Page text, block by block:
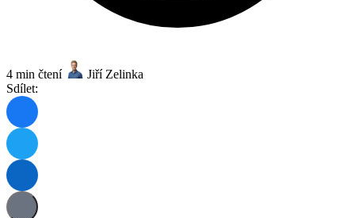
4 min čtení
Jiří Zelinka
Sdílet: